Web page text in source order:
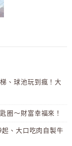
、球池玩到瘋！大
圈～財富幸福來！
、大口吃肉自製牛